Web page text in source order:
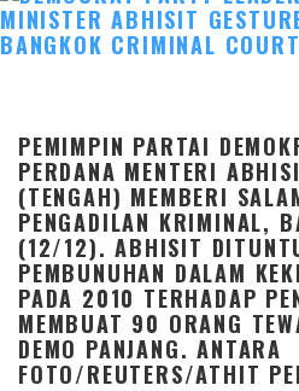
PEMIMPIN PARTAI
PERDANA MENTERI
(TENGAH) MEMBERI
PENGADILAN KRIMINAL,
(12/12). ABHISIT
PEMBUNUHAN DALAM
PADA 2010 TERHADAP
MEMBUAT 90 ORANG
DEMO PANJANG. ANTARA
FOTO/REUTERS/ATHIT